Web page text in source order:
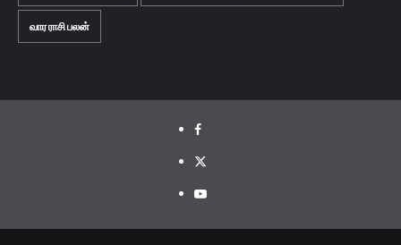
வார ராசி பலன்
Facebook
Twitter
Youtube